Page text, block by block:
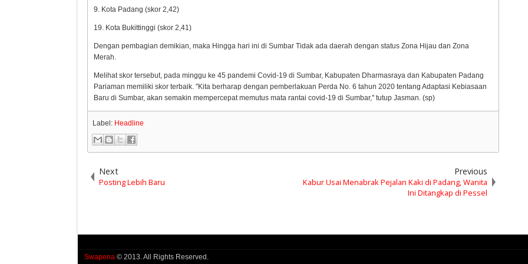
9. Kota Padang (skor 2,42)
19. Kota Bukittinggi (skor 2,41)
Dengan pembagian demikian, maka Hingga hari ini di Sumbar Tidak ada daerah dengan status Zona Hijau dan Zona
Merah.
Melihat skor tersebut, pada minggu ke 45 pandemi Covid-19 di Sumbar, Kabupaten Dharmasraya dan Kabupaten Padang
Pariaman memiliki skor terbaik. "Kita berharap dengan pemberlakuan Perda No. 6 tahun 2020 tentang Adaptasi Kebiasaan
Baru di Sumbar, akan semakin mempercepat memutus mata rantai covid-19 di Sumbar," tutup Jasman. (sp)
Label: Headline
Next
Posting Lebih Baru
Previous
Kabur Usai Menabrak Pejalan Kaki di Padang, Wanita
Ini Ditangkap di Pessel
Swapena© 2013. All Rights Reserved.